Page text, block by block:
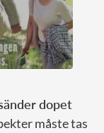
dopet
måste tas